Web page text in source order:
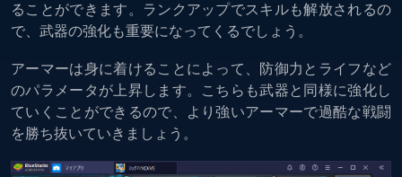
ることができます。ランクアップでスキルも解放されるの
で、武器の強化も重要になってくるでしょう。
アーマーは身に着けることによって、防御力とライフなど
のパラメータが上昇します。こちらも武器と同様に強化し
ていくことができるので、より強いアーマーで過酷な戦闘
を勝ち抜いていきましょう。